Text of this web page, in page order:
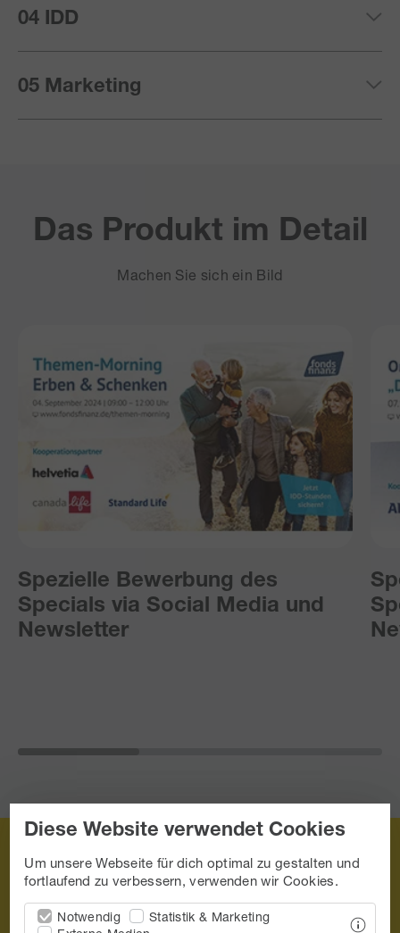
04 IDD
05 Marketing
Das Produkt im Detail
Machen Sie sich ein Bild
Spezielle Bewerbung des
Specials via Social Media und
Newsletter
Diese Website verwendet Cookies
Um unsere Webseite für dich optimal zu gestalten und
fortlaufend zu verbessern, verwenden wir Cookies.
Notwendig
Statistik & Marketing